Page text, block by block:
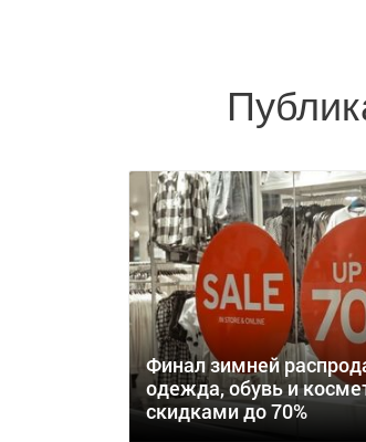
Финал зимней
одежда, обувь и
скидками до 70%